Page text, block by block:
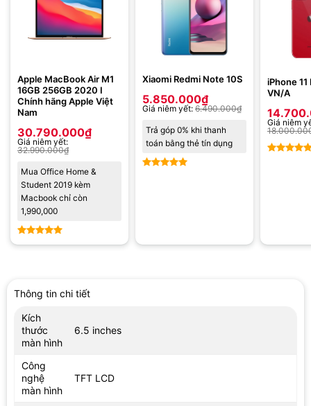
Apple MacBook Air M1
16GB 256GB 2020 I
Chính hãng Apple Việt
Nam
Được xếp
30.790.000₫
Giá niêm yết:
32.990.000₫
Mua Office Home &
Student 2019 kèm
Macbook chỉ còn
1,990,000
Xiaomi Redmi Note 10S
5.850.000₫
Giá niêm yết: 6.490.000₫
Trả góp 0% khi thanh
toán bằng thẻ tín dụng
iPhone
VN/A
Giá niêm
Thông tin chi tiết
Kích
thước
màn hình
6.5 inches
Công
nghệ
màn hình
TFT LCD